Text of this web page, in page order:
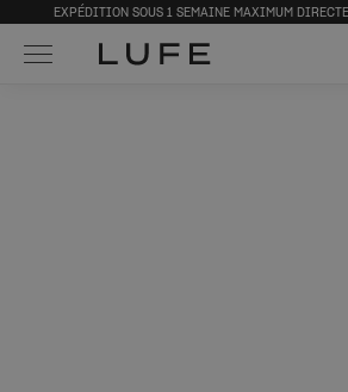
EXPÉDITION SOUS 1 SEMAINE MAXIMUM